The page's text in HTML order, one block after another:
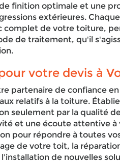
finition optimale et une
extérieures.
complet de votre toiture,
de traitement, qu'il
votre devis à
partenaire de confiance
relatifs à la toiture.
seulement par la qualité
et une écoute attentive à
pour répondre à toutes
de votre toit, la
de nouvelles